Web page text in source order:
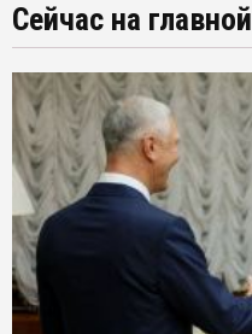
Сейчас на главной